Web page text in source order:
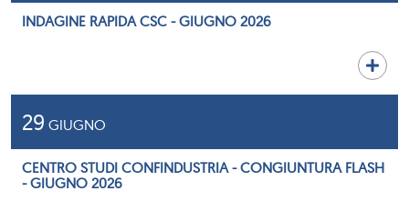
INDAGINE RAPIDA CSC - GIUGNO 2026
29 GIUGNO
CENTRO STUDI CONFINDUSTRIA - CONGIUNTURA FLASH
- GIUGNO 2026